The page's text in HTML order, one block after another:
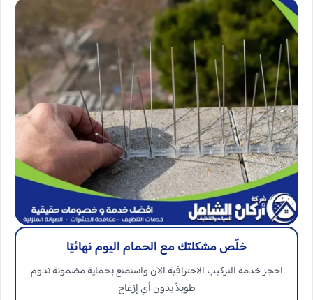
خلّص مشكلتك مع الحمام اليوم نهائيًا
احجز خدمة التركيب الاحترافية الآن واستمتع بحماية مضمونة تدوم
طويلاً بدون أي إزعاج